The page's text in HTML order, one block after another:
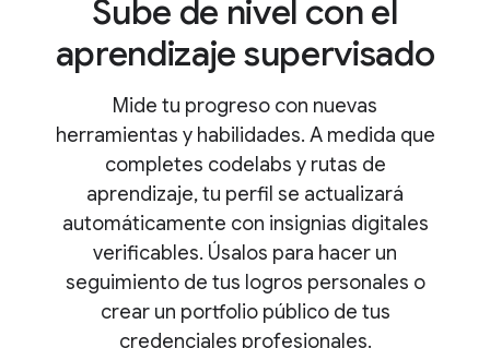
Sube de nivel con el
aprendizaje supervisado
Mide tu progreso con nuevas
herramientas y habilidades. A medida que
completes codelabs y rutas de
aprendizaje, tu perfil se actualizará
automáticamente con insignias digitales
verificables. Úsalos para hacer un
seguimiento de tus logros personales o
crear un portfolio público de tus
credenciales profesionales.